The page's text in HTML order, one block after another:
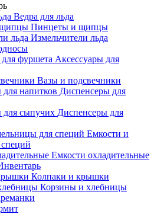
Ведра для льда
Пинцеты и щипцы
Измельчители льда
Аксессуары для
Вазы и подсвечники
Диспенсеры для
Диспенсеры для
Емкости и
Емкости охладительные
Колпаки и крышки
Корзины и хлебницы